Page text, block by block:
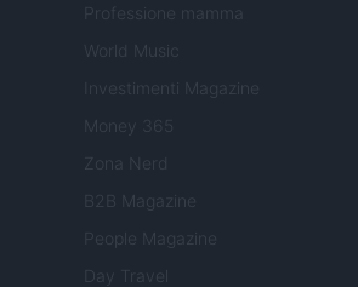
Professione mamma
World Music
Investimenti Magazine
Money 365
Zona Nerd
B2B Magazine
People Magazine
Day Travel